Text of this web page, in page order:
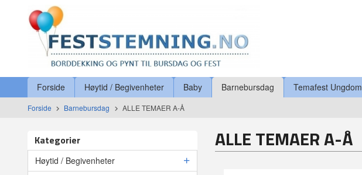
innholdet
Produkter
Forside Høytid / Begivenheter Baby Barnebursdag Temafest Ungdom
Forside Barnebursdag ALLE TEMAER A-Å
Kategorier
Høytid / Begivenheter
ALLE TEMAER A-Å